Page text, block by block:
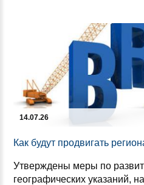
14.07.26
Как бу­дут прод­ви­гать
Утверждены меры по
географических указаний,